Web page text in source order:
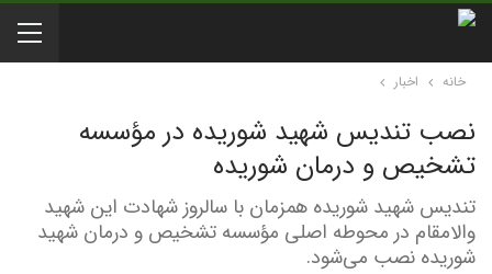
خانه اخبار
نصب تندیس شهید شوریده در مؤسسه
تشخیص و درمان شوریده
تندیس شهید شوریده همزمان با سالروز شهادت این شهید
والامقام در محوطه اصلی مؤسسه تشخیص و درمان شهید
شوریده نصب می‌شود.